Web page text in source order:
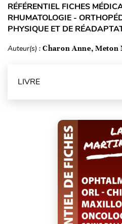
RÉFÉRENTIEL FICHES
RHUMATOLOGIE -
PHYSIQUE ET DE
Auteur(s) : Charon Anne, Meton
LIVRE